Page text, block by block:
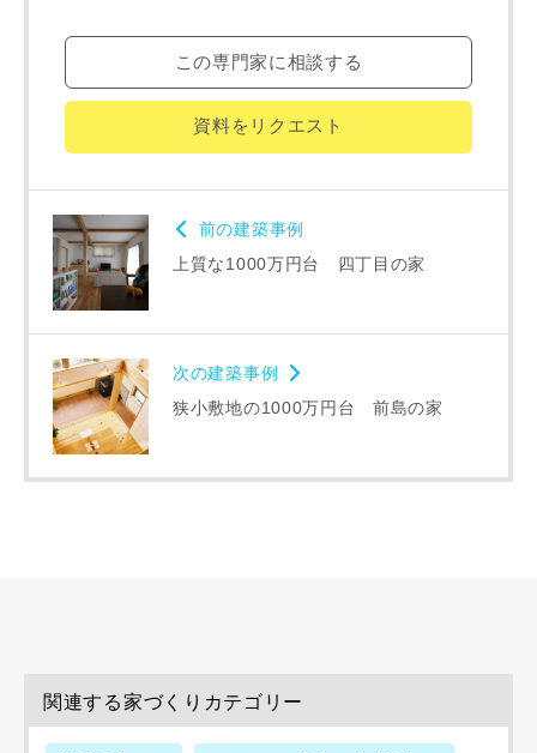
この専門家に相談する
資料をリクエスト
前の建築事例
上質な1000万円台 四丁目の家
次の建築事例
狭小敷地の1000万円台 前島の家
関連する家づくりカテゴリー
番地、建物名
建築予定地
専門家の都合により、資料の送付が遅くなったり、送付でき